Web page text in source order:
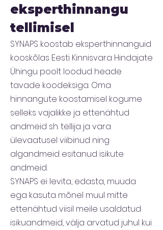
eksperthinnangu
tellimisel
SYNAPS koostab eksperthinnanguid
kooskõlas Eesti Kinnisvara Hindajate
Ühingu poolt loodud heade
tavade koodeksiga. Oma
hinnangute koostamisel kogume
selleks vajalikke ja ettenähtud
andmeid sh. tellija ja vara
ülevaatusel viibinud ning
algandmeid esitanud isikute
andmeid.
SYNAPS ei levita, edasta, muuda
ega kasuta mõnel muul mitte
ettenähtud viisil meile usaldatud
isikuandmeid, välja arvatud juhul kui